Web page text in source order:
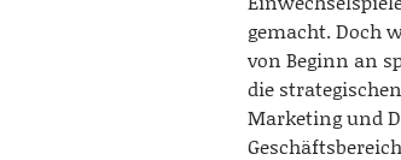
gemacht. Doch
von Beginn an
die
Marketing und